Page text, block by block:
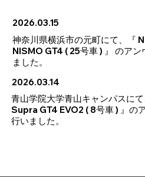
2026.03.15
神奈川県横浜市の元町にて、『
NISMO GT4 ( 25号車 ) 』 のア
ました。
2026.03.14
青山学院大学青山キャンパスに
Supra GT4 EVO2 ( 8号車 ) 』の
行いました。